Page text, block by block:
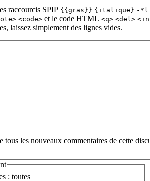
raccourcis SPIP {{gras}} {italique} -
<code> et le code HTML <q> <del>
laissez simplement des lignes vides.
tous les nouveaux commentaires de cette
: toutes